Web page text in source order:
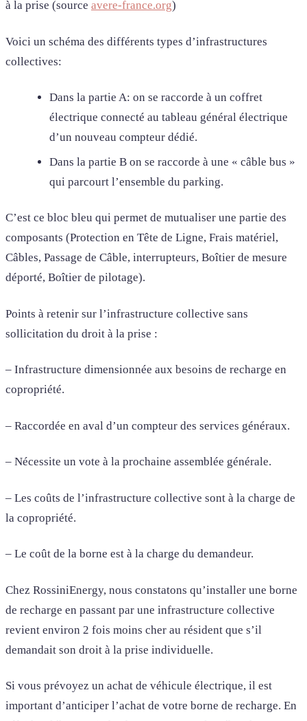
à la prise (source avere-france.org)
Voici un schéma des différents types d’infrastructures
collectives:
Dans la partie A: on se raccorde à un coffret
électrique connecté au tableau général électrique
d’un nouveau compteur dédié.
Dans la partie B on se raccorde à une « câble bus »
qui parcourt l’ensemble du parking.
C’est ce bloc bleu qui permet de mutualiser une partie des
composants (Protection en Tête de Ligne, Frais matériel,
Câbles, Passage de Câble, interrupteurs, Boîtier de mesure
déporté, Boîtier de pilotage).
Points à retenir sur l’infrastructure collective sans
sollicitation du droit à la prise :
– Infrastructure dimensionnée aux besoins de recharge en
copropriété.
– Raccordée en aval d’un compteur des services généraux.
– Nécessite un vote à la prochaine assemblée générale.
– Les coûts de l’infrastructure collective sont à la charge de
la copropriété.
– Le coût de la borne est à la charge du demandeur.
Chez RossiniEnergy, nous constatons qu’installer une borne
de recharge en passant par une infrastructure collective
revient environ 2 fois moins cher au résident que s’il
demandait son droit à la prise individuelle.
Si vous prévoyez un achat de véhicule électrique, il est
important d’anticiper l’achat de votre borne de recharge. En